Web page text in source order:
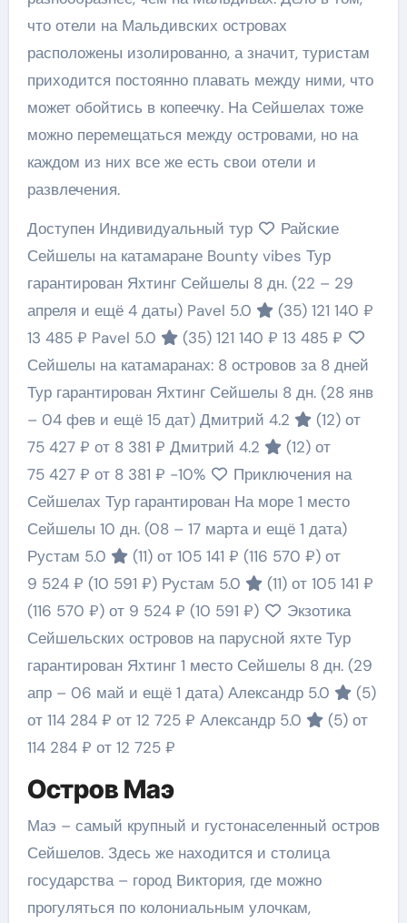
что отели на Мальдивских островах
расположены изолированно, а значит, туристам
приходится постоянно плавать между ними, что
может обойтись в копеечку. На Сейшелах тоже
можно перемещаться между островами, но на
каждом из них все же есть свои отели и
развлечения.
Доступен Индивидуальный тур
Райские
Сейшелы на катамаране Bounty vibes Тур
гарантирован Яхтинг Сейшелы 8 дн. (22 – 29
апреля и ещё 4 даты) Pavel 5.0 (35) 121 140 ₽
13 485 ₽ Pavel 5.0 (35) 121 140 ₽ 13 485 ₽
Сейшелы на катамаранах: 8 островов за 8 дней
Тур гарантирован Яхтинг Сейшелы 8 дн. (28 янв
– 04 фев и ещё 15 дат) Дмитрий 4.2 (12) от
75 427 ₽ от 8 381 ₽ Дмитрий 4.2 (12) от
75 427 ₽ от 8 381 ₽ -10%
Приключения на
Сейшелах Тур гарантирован На море 1 место
Сейшелы 10 дн. (08 – 17 марта и ещё 1 дата)
Рустам 5.0
(11) от 105 141 ₽ (116 570 ₽) от
9 524 ₽ (10 591 ₽) Рустам 5.0 (11) от 105 141 ₽
(116 570 ₽) от 9 524 ₽ (10 591 ₽)
Экзотика
Сейшельских островов на парусной яхте Тур
гарантирован Яхтинг 1 место Сейшелы 8 дн. (29
апр – 06 май и ещё 1 дата) Александр 5.0
(5)
от 114 284 ₽ от 12 725 ₽ Александр 5.0 (5) от
114 284 ₽ от 12 725 ₽
Остров Маэ
Маэ – самый крупный и густонаселенный остров
Сейшелов. Здесь же находится и столица
государства – город Виктория, где можно
прогуляться по колониальным улочкам,